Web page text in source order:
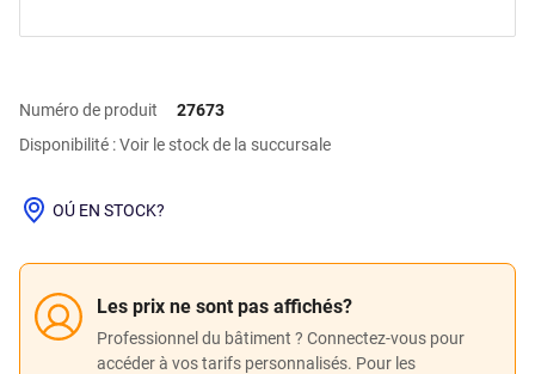
Numéro de produit
27673
Disponibilité : Voir le stock de la succursale
Les prix ne sont pas affichés?
Professionnel du bâtiment ? Connectez-vous pour
accéder à vos tarifs personnalisés. Pour les
OÚ EN STOCK?